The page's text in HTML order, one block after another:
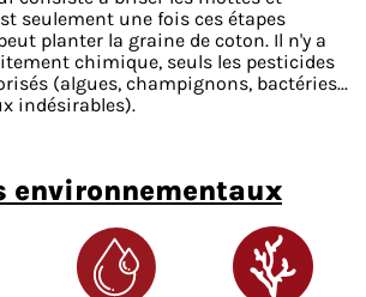
seulement une fois ces étapes
planter la graine de coton. Il n'y a
chimique, seuls les pesticides
(algues, champignons, bactéries...
indésirables).
environnementaux